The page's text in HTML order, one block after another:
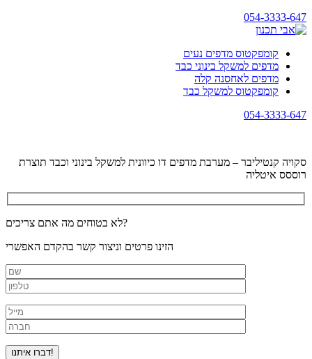
054-3333-647
קומפקטוס מדפים נעים
מדפים למשקל בינוני כבד
מדפים לאחסנה קלה
קומפקטוס למשקל כבד
054-3333-647
סקויה קנטיליבר – מערבת מדפים דו כיוונית למשקל בינוני וכבד תוצרת
רוססס איטליה
לא בטוחים מה אתם צריכים?
הזינו פרטים וניצור קשר בהקדם האפשרי